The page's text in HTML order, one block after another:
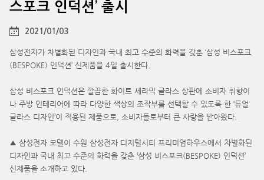
스포크 인덕션’ 출시
2021/01/03
삼성전자가 차별화된 디자인과 국내 최고 수준의 화력을 갖춘 ‘삼성 비스포크
(BESPOKE) 인덕션’ 신제품을 4일 출시한다.
삼성 비스포크 인덕션은 깔끔한 화이트 세라믹 글라스 상판에 소비자 취향이
나 주방 인테리어에 따라 다양한 색상의 조작부를 선택할 수 있도록 한 ‘듀얼
글라스 디자인’이 적용된 제품으로, 소비자들로부터 큰 사랑을 받아왔다.
▲ 삼성전자 모델이 수원 삼성전자 디지털시티 프리미엄하우스에서 차별화된
디자인과 국내 최고 수준의 화력을 갖춘 ‘삼성 비스포크(BESPOKE) 인덕션’
신제품을 소개하고 있다.